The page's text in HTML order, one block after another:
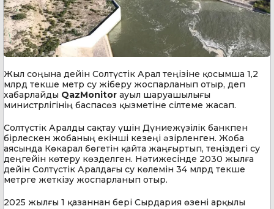
Жыл соңына дейін Солтүстік Арал теңізіне қосымша 1,2
млрд текше метр су жіберу жоспарланып отыр, деп
хабарлайды QazMonitor ауыл шаруашылығы
министрлігінің баспасөз қызметіне сілтеме жасап.
Солтүстік Аралды сақтау үшін Дүниежүзілік банкпен
бірлескен жобаның екінші кезеңі әзірленген. Жоба
аясында Көкарал бөгетін қайта жаңғыртып, теңіздегі су
деңгейін көтеру көзделген. Нәтижесінде 2030 жылға
дейін Солтүстік Аралдағы су көлемін 34 млрд текше
метрге жеткізу жоспарланып отыр.
2025 жылғы 1 қазаннан бері Сырдария өзені арқылы